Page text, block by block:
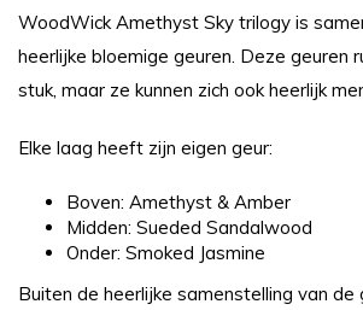
WoodWick Amethyst Sky trilogy is
heerlijke bloemige geuren. Deze geuren
stuk, maar ze kunnen zich ook heerlijk
Elke laag heeft zijn eigen geur:
Boven: Amethyst & Amber
Midden: Sueded Sandalwood
Onder: Smoked Jasmine
Buiten de heerlijke samenstelling van de